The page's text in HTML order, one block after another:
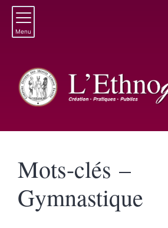
Menu
Mots-clés –
Gymnastique